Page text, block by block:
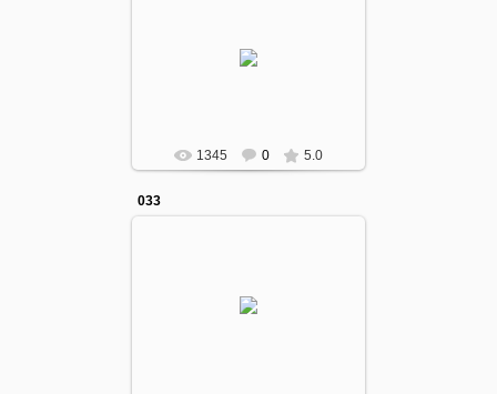
1345 0 5.0
033